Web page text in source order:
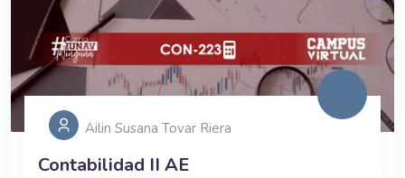
Ailin Susana Tovar Riera
Contabilidad II AE